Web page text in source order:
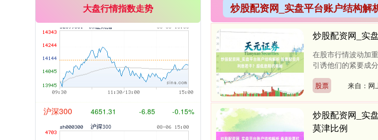
炒股配资网_实盘平台账户结构解
炒股配资网_实
在股市行情波动加
引诱他们的紧要成
股票 来自：网
炒股配资网_实
莫津比例
大盘行情指数走势
沪深300 4651.31 -6.85 -0.15%